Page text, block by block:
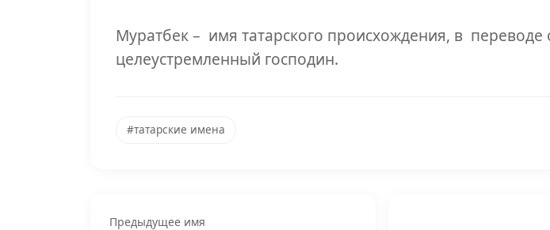
Муратбек – имя татарского происхождения, в переводе
целеустремленный господин.
#татарские имена
Предыдущее имя